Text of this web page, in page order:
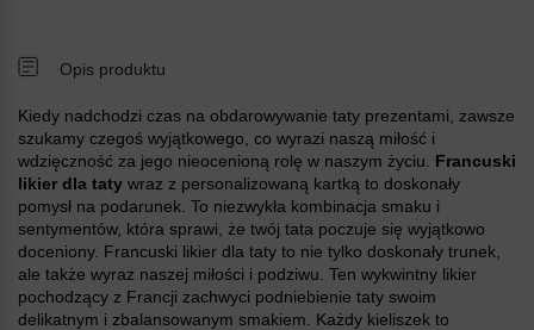
Opis produktu
Kiedy nadchodzi czas na obdarowywanie taty prezentami, zawsze
szukamy czegoś wyjątkowego, co wyrazi naszą miłość i
wdzięczność za jego nieocenioną rolę w naszym życiu. Francuski
likier dla taty wraz z personalizowaną kartką to doskonały
pomysł na podarunek. To niezwykła kombinacja smaku i
sentymentów, która sprawi, że twój tata poczuje się wyjątkowo
doceniony. Francuski likier dla taty to nie tylko doskonały trunek,
ale także wyraz naszej miłości i podziwu. Ten wykwintny likier
pochodzący z Francji zachwyci podniebienie taty swoim
delikatnym i zbalansowanym smakiem. Każdy kieliszek to